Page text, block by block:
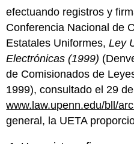
efectuando registros y
Conferencia Nacional de
Estatales Uniformes,Ley
Electrónicas (1999)
de Comisionados de
1999), consultado el 29
www.law.upenn.edu/bll/
general, la UETA